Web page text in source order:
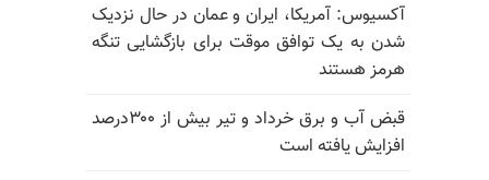
آکسیوس: آمریکا، ایران و عمان در حال نزدیک
شدن به یک توافق موقت برای بازگشایی تنگه
هرمز هستند
قبض آب و برق خرداد و تیر بیش از ۳۰۰درصد
افزایش یافته است